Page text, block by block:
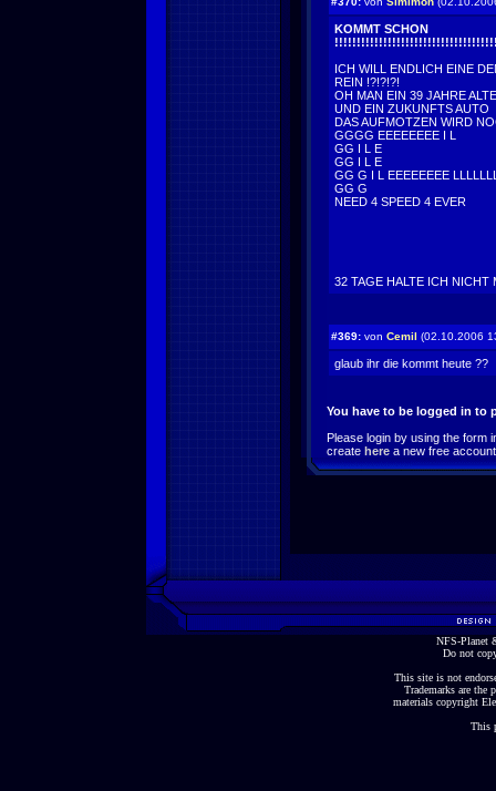
KOMMT SCHON
ICH WILL ENDLICH EINE
REIN !?!?!?!
OH MAN EIN 39 JAHRE
UND EIN ZUKUNFTS AUTO
DAS AUFMOTZEN WIRD
GGGG EEEEEEEE I L
GG I L E
GG I L E
GG G I L EEEEEEEE
GG G
NEED 4 SPEED 4 EVER
32 TAGE HALTE ICH NICHT
#369: von Cemil (02.10.2006
glaub ihr die kommt heute ??
You have to be logged in to
Please login by using the form
create here a new free
NFS-Planet
Do not
This site is not
Trademarks are the
materials copyright
This